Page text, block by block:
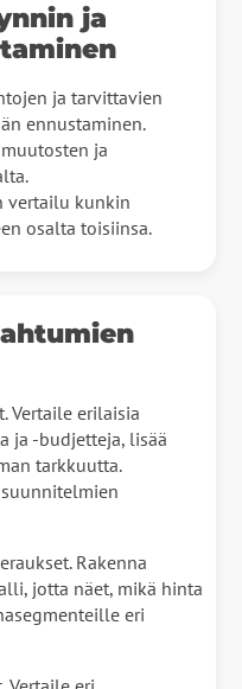
ja
ja tarvittavien
ennustaminen.
ja
vertailu kunkin
osalta toisiinsa.
Vertaile erilaisia
ja -budjetteja, lisää
tarkkuutta.
Rakenna
jotta näet, mikä hinta
eri